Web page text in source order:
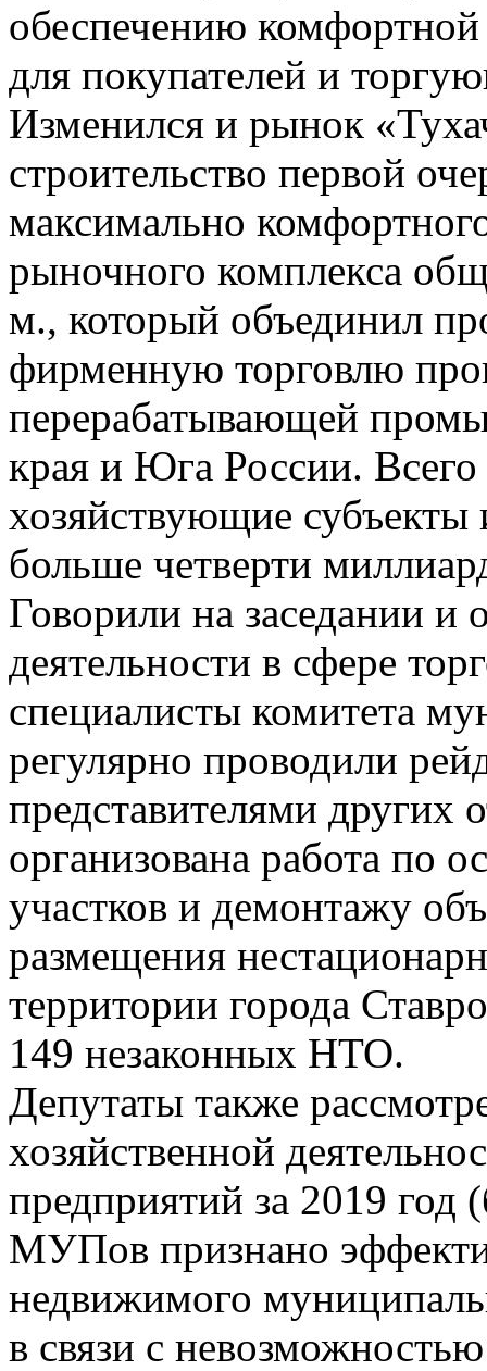
обеспечению
для покупателей и
Изменился и рынок
строительство первой
максимально
рыночного комплекса
м., который объединил
фирменную торговлю
перерабатывающей
края и Юга России. Всего
хозяйствующие
больше четверти
Говорили на заседании и
деятельности в сфере
специалисты комитета
регулярно проводили
представителями других
организована работа по
участков и демонтажу
размещения
территории города
149 незаконных НТО.
Депутаты также
хозяйственной
предприятий за 2019
МУПов признано
недвижимого
в связи с